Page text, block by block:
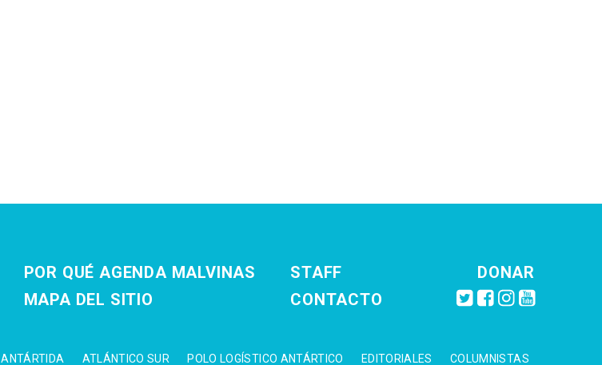
POR QUÉ AGENDA MALVINAS
MAPA DEL SITIO
STAFF
CONTACTO
DONAR
ANTÁRTIDA ATLÁNTICO SUR POLO LOGÍSTICO ANTÁRTICO EDITORIALES COLUMNISTAS